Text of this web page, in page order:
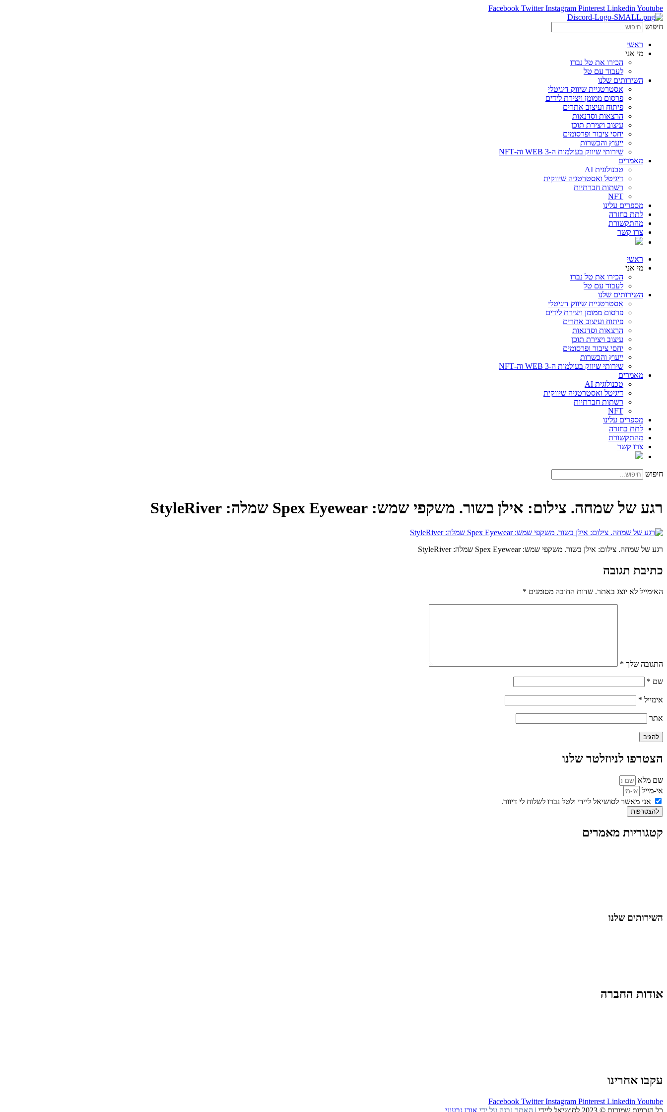
Facebook Twitter Instagram Pinterest Linkedin Youtube
חיפוש
ראשי
מי אני
הכירו את טל נברו
לעבוד עם טל
השירותים שלנו
אסטרטגיית שיווק דיגיטלי
פרסום ממומן ויצירת לידים
פיתוח ועיצוב אתרים
הרצאות וסדנאות
עיצוב ויצירת תוכן
יחסי ציבור ופרסומים
ייעוץ והכשרות
שירותי שיווק בעולמות ה-WEB 3 וה-NFT
מאמרים
טכנולוגית AI
דיגיטל ואסטרטגיה שיווקית
רשתות חברתיות
NFT
מספרים עלינו
לתת בחזרה
מהתקשורת
צרו קשר
ראשי
מי אני
הכירו את טל נברו
לעבוד עם טל
השירותים שלנו
אסטרטגיית שיווק דיגיטלי
פרסום ממומן ויצירת לידים
פיתוח ועיצוב אתרים
הרצאות וסדנאות
עיצוב ויצירת תוכן
יחסי ציבור ופרסומים
ייעוץ והכשרות
שירותי שיווק בעולמות ה-WEB 3 וה-NFT
מאמרים
טכנולוגית AI
דיגיטל ואסטרטגיה שיווקית
רשתות חברתיות
NFT
מספרים עלינו
לתת בחזרה
מהתקשורת
צרו קשר
חיפוש
רגע של שמחה. צילום: אילן בשור. משקפי שמש: Spex Eyewear שמלה: StyleRiver
רגע של שמחה. צילום: אילן בשור. משקפי שמש: Spex Eyewear שמלה: StyleRiver
כתיבת תגובה
האימייל לא יוצג באתר. שדות החובה מסומנים *
התגובה שלך *
שם *
אימייל *
אתר
הצטרפו לניוזלטר שלנו
שם מלא
אי-מייל
אני מאשר לסושיאל ליידי ולטל נברו לשלוח לי דיוור.
להצטרפות
קטגוריות מאמרים
השירותים שלנו
אודות החברה
עקבו אחרינו
Facebook Twitter Instagram Pinterest Linkedin Youtube